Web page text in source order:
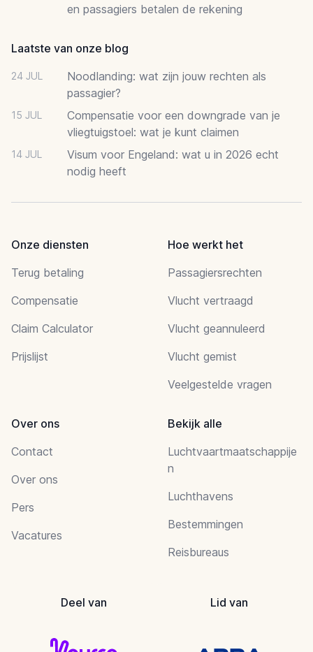
en passagiers betalen de rekening
Laatste van onze blog
24 JUL
Noodlanding: wat zijn jouw rechten als
passagier?
15 JUL
Compensatie voor een downgrade van je
vliegtuigstoel: wat je kunt claimen
14 JUL
Visum voor Engeland: wat u in 2026 echt
nodig heeft
Onze diensten
Terug betaling
Compensatie
Claim Calculator
Prijslijst
Hoe werkt het
Passagiersrechten
Vlucht vertraagd
Vlucht geannuleerd
Vlucht gemist
Veelgestelde vragen
Over ons
Contact
Over ons
Pers
Vacatures
Bekijk alle
Luchtvaartmaatschappije
n
Luchthavens
Bestemmingen
Reisbureaus
Deel van Lid van